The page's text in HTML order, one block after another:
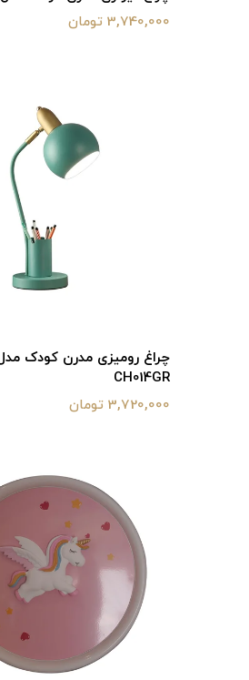
3,740,000 تومان
CH014GR
3,720,000 تومان